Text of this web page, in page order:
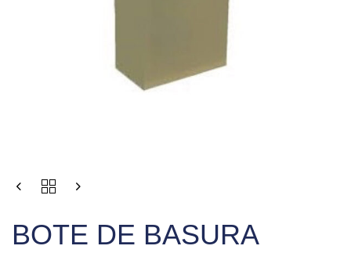
BOTE DE BASURA